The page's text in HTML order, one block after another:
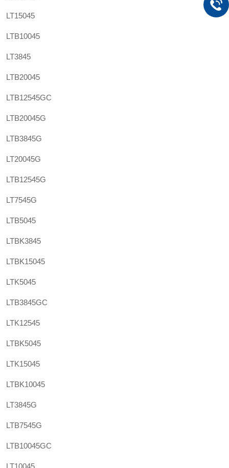
LT15045
LTB10045
LT3845
LTB20045
LTB12545GC
LTB20045G
LTB3845G
LT20045G
LTB12545G
LT7545G
LTB5045
LTBK3845
LTBK15045
LTK5045
LTB3845GC
LTK12545
LTBK5045
LTK15045
LTBK10045
LT3845G
LTB7545G
LTB10045GC
LT10045